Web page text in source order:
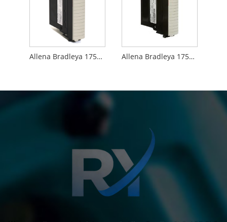
Allena Bradleya 1756-M02AE Allena Bradleya 1756-OB16I